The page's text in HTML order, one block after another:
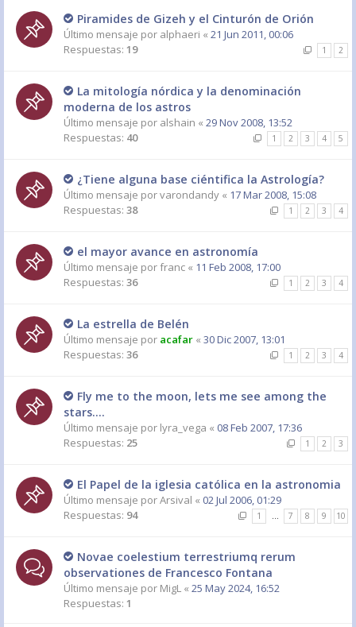
Piramides de Gizeh y el Cinturón de Orión
Último mensaje por alphaeri « 21 Jun 2011, 00:06
Respuestas: 19 1 2
La mitología nórdica y la denominación
moderna de los astros
Último mensaje por alshain « 29 Nov 2008, 13:52
Respuestas: 40 1 2 3 4 5
¿Tiene alguna base ciéntifica la Astrología?
Último mensaje porvarondandy « 17 Mar 2008, 15:08
Respuestas: 38 1 2 3 4
el mayor avance en astronomía
Último mensaje porfranc « 11 Feb 2008, 17:00
Respuestas: 36 1 2 3 4
La estrella de Belén
Último mensaje por acafar « 30 Dic 2007, 13:01
Respuestas: 36 1 2 3 4
Fly me to the moon, lets me see among the
stars....
Último mensaje por lyra_vega « 08 Feb 2007, 17:36
Respuestas: 25 1 2 3
El Papel de la iglesia católica en la astronomia
Último mensaje porArsival « 02 Jul 2006, 01:29
Respuestas: 94 1 … 7 8 9 10
Novae coelestium terrestriumq rerum
observationes de Francesco Fontana
Último mensaje por MigL « 25 May 2024, 16:52
Respuestas: 1